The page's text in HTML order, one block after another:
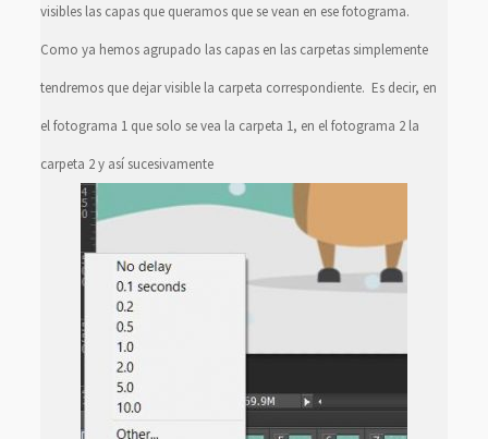
visibles las capas que queramos que se vean en ese fotograma.
Como ya hemos agrupado las capas en las carpetas simplemente
tendremos que dejar visible la carpeta correspondiente. Es decir, en
el fotograma 1 que solo se vea la carpeta 1, en el fotograma 2 la
carpeta 2 y así sucesivamente